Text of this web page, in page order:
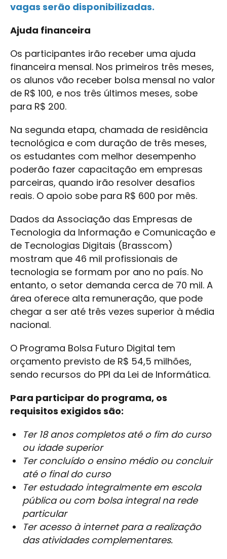
vagas serão disponibilizadas.
Ajuda financeira
Os participantes irão receber uma ajuda
financeira mensal. Nos primeiros três meses,
os alunos vão receber bolsa mensal no valor
de R$ 100, e nos três últimos meses, sobe
para R$ 200.
Na segunda etapa, chamada de residência
tecnológica e com duração de três meses,
os estudantes com melhor desempenho
poderão fazer capacitação em empresas
parceiras, quando irão resolver desafios
reais. O apoio sobe para R$ 600 por mês.
Dados da Associação das Empresas de
Tecnologia da Informação e Comunicação e
de Tecnologias Digitais (Brasscom)
mostram que 46 mil profissionais de
tecnologia se formam por ano no país. No
entanto, o setor demanda cerca de 70 mil. A
área oferece alta remuneração, que pode
chegar a ser até três vezes superior à média
nacional.
O Programa Bolsa Futuro Digital tem
orçamento previsto de R$ 54,5 milhões,
sendo recursos do PPI da Lei de Informática.
Para participar do programa, os
requisitos exigidos são:
Ter 18 anos completos até o fim do curso
ou idade superior
Ter concluído o ensino médio ou concluir
até o final do curso
Ter estudado integralmente em escola
pública ou com bolsa integral na rede
particular
Ter acesso à internet para a realização
das atividades complementares.